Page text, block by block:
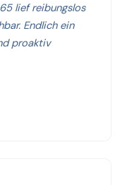
lief reibungslos
Endlich ein
proaktiv